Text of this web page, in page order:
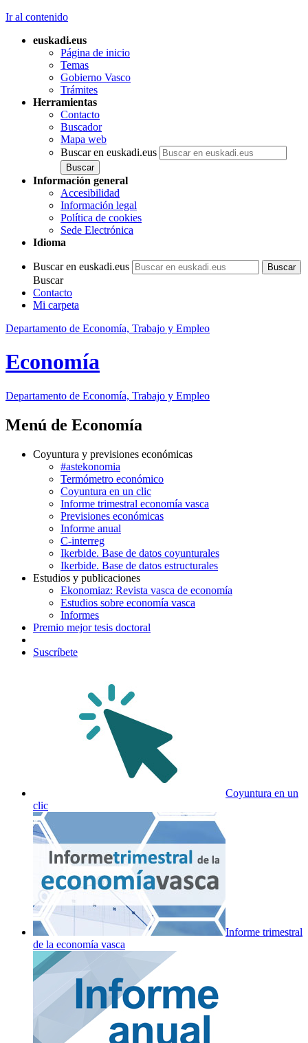
Ir al contenido
euskadi.eus
Página de inicio
Temas
Gobierno Vasco
Trámites
Herramientas
Contacto
Buscador
Mapa web
Buscar en euskadi.eus
Información general
Accesibilidad
Información legal
Política de cookies
Sede Electrónica
Idioma
Buscar en euskadi.eus
Buscar
Contacto
Mi carpeta
Departamento de Economía, Trabajo y Empleo
Economía
Departamento de Economía, Trabajo y Empleo
Menú de Economía
Coyuntura y previsiones económicas
#astekonomia
Termómetro económico
Coyuntura en un clic
Informe trimestral economía vasca
Previsiones económicas
Informe anual
C-interreg
Ikerbide. Base de datos coyunturales
Ikerbide. Base de datos estructurales
Estudios y publicaciones
Ekonomiaz: Revista vasca de economía
Estudios sobre economía vasca
Informes
Premio mejor tesis doctoral
Suscríbete
Coyuntura en un
clic
Informe trimestral
de la economía vasca